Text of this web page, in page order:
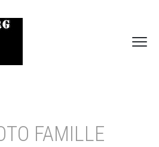
FAMILLE